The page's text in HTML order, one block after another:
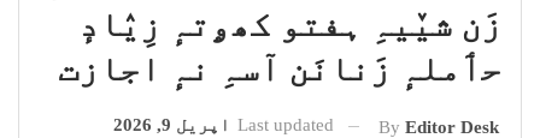
زَن شیٚیہِ ہفتو کھۄتہٕ زِیٛادٕ
حٲملہٕ زَنانَن آسہِ نہٕ اجازت
By Editor Desk
Last updated اپریل 9, 2026